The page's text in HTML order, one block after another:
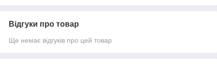
Відгуки про товар
Ще немає відгуків про цей товар